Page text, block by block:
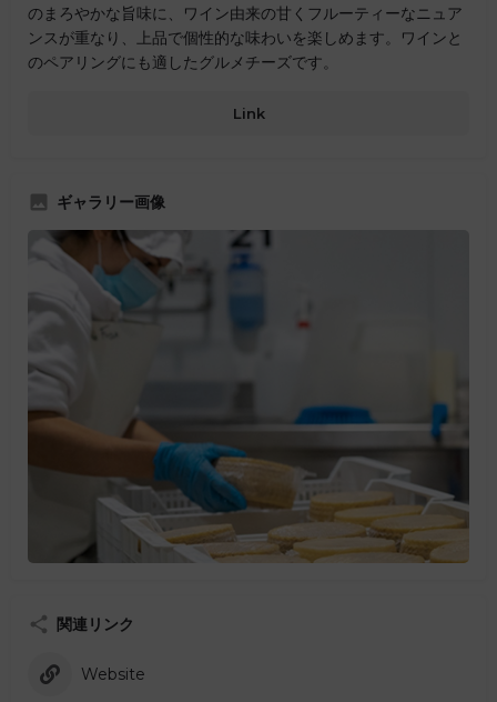
のまろやかな旨味に、ワイン由来の甘くフルーティーなニュア
ンスが重なり、上品で個性的な味わいを楽しめます。ワインと
のペアリングにも適したグルメチーズです。
Link
ギャラリー画像
関連リンク
Website